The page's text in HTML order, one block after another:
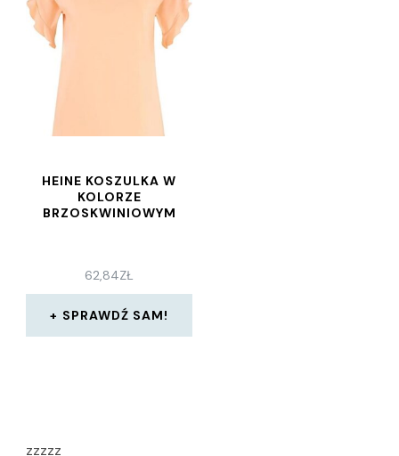
HEINE KOSZULKA W
KOLORZE
BRZOSKWINIOWYM
62,84ZŁ
SPRAWDŹ SAM!
zzzzz